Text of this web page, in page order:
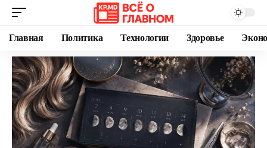
Главная Политика Технологии Здоровье